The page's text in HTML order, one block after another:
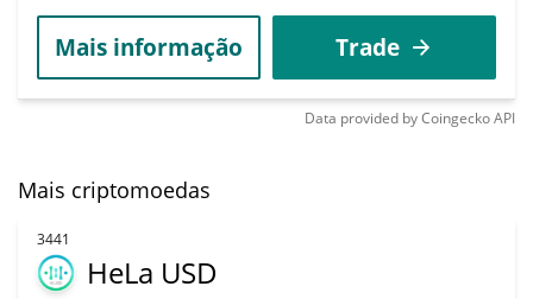
Mais informação Trade
Data provided byCoingeckoAPI
Mais criptomoedas
3441
HeLa USD